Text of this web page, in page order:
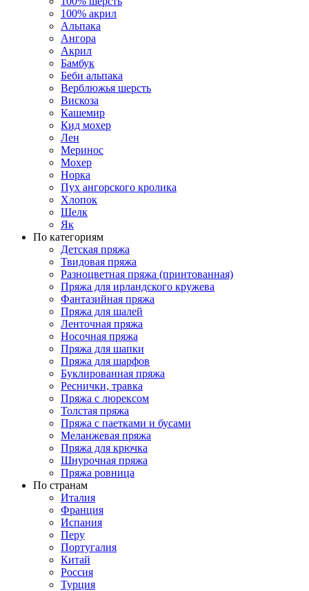
100% акрил
Альпака
Ангора
Акрил
Бамбук
Беби альпака
Верблюжья шерсть
Вискоза
Кашемир
Кид мохер
Лен
Меринос
Мохер
Норка
Пух ангорского кролика
Хлопок
Шелк
Як
По категориям
Детская пряжа
Твидовая пряжа
Разноцветная пряжа (принтованная)
Пряжа для ирландского кружева
Фантазийная пряжа
Пряжа для шалей
Ленточная пряжа
Носочная пряжа
Пряжа для шапки
Пряжа для шарфов
Буклированная пряжа
Реснички, травка
Пряжа с люрексом
Толстая пряжа
Пряжа с паетками и бусами
Меланжевая пряжа
Пряжа для крючка
Шнурочная пряжа
Пряжа ровница
По странам
Италия
Франция
Испания
Перу
Португалия
Китай
Россия
Турция